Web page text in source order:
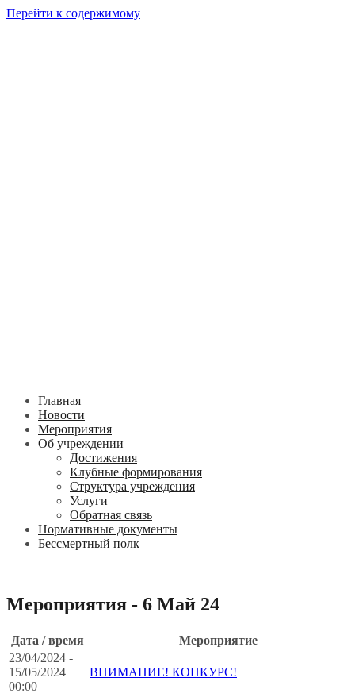
Перейти к содержимому
Главная
Новости
Мероприятия
Об учреждении
Достижения
Клубные формирования
Структура учреждения
Услуги
Обратная связь
Нормативные документы
Бессмертный полк
Мероприятия - 6 Май 24
Дата / время
Мероприятие
23/04/2024 -
15/05/2024
00:00
ВНИМАНИЕ! КОНКУРС!